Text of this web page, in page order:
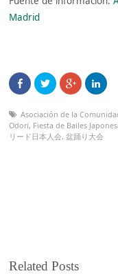
Madrid
Asociación de la
Odori, Fiesta de Bailes
リード日本人会,盆踊り大会
Related Posts